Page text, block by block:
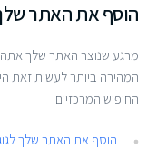
הוסף את האתר
מרגע שנוצר האתר שלך אתה
המהירה ביותר לעשות זאת
החיפוש המרכזיים.
הוסף את האתר שלך